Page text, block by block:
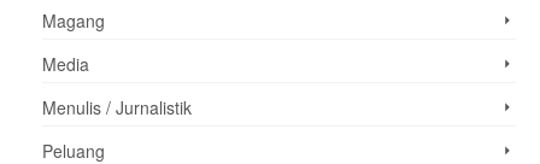
Magang
Media
Menulis / Jurnalistik
Peluang